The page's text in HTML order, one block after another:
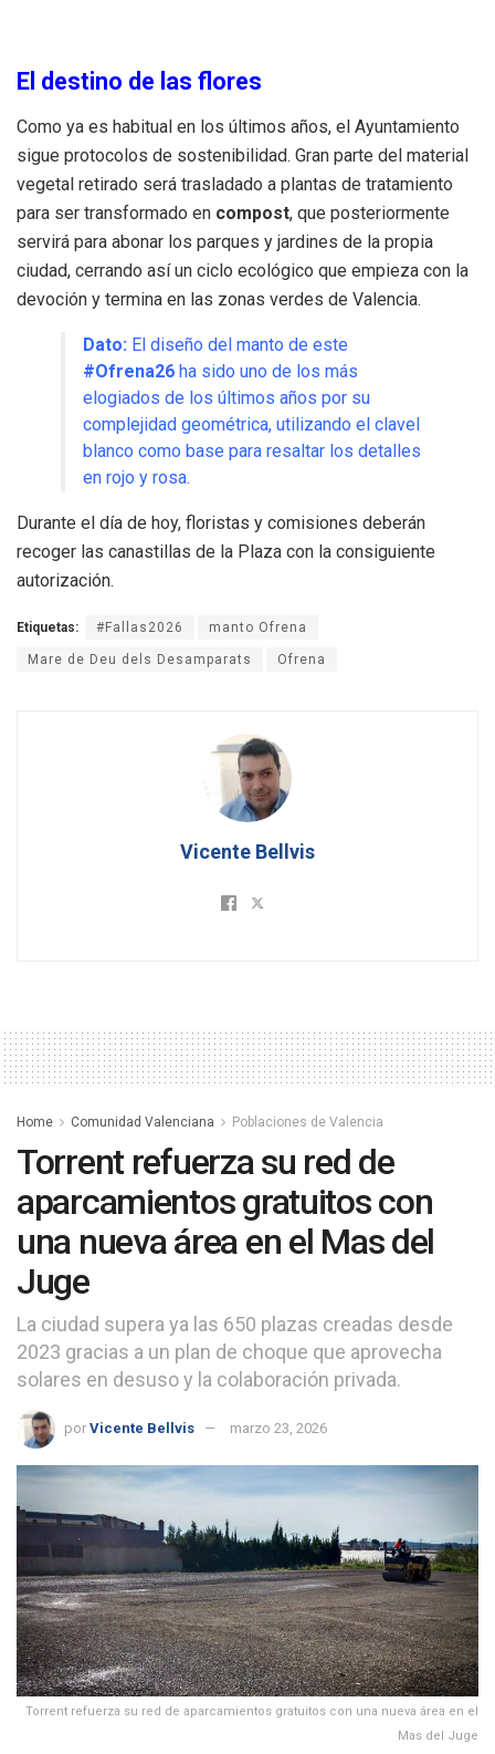
El destino de las flores
Como ya es habitual en los últimos años, el Ayuntamiento
sigue protocolos de sostenibilidad. Gran parte del material
vegetal retirado será trasladado a plantas de tratamiento
para ser transformado en compost, que posteriormente
servirá para abonar los parques y jardines de la propia
ciudad, cerrando así un ciclo ecológico que empieza con la
devoción y termina en las zonas verdes de Valencia.
Dato: El diseño del manto de este
#Ofrena26 ha sido uno de los más
elogiados de los últimos años por su
complejidad geométrica, utilizando el clavel
blanco como base para resaltar los detalles
en rojo y rosa.
Durante el día de hoy, floristas y comisiones deberán
recoger las canastillas de la Plaza con la consiguiente
autorización.
Etiquetas: #Fallas2026 manto Ofrena
Mare de Deu dels Desamparats Ofrena
Vicente Bellvis
Home Comunidad Valenciana Poblaciones de Valencia
Torrent refuerza su red de
aparcamientos gratuitos con
una nueva área en el Mas del
Juge
La ciudad supera ya las 650 plazas creadas desde
2023 gracias a un plan de choque que aprovecha
solares en desuso y la colaboración privada.
por Vicente Bellvis marzo 23, 2026
Torrent refuerza su red de aparcamientos gratuitos con una nueva área en el
Mas del Juge